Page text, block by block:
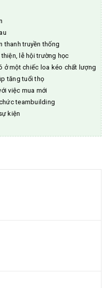
thanh truyền thống
lễ hội trường học
ở một chiếc loa kéo chất lượng
tăng tuổi thọ
việc mua mới
teambuilding
kiện